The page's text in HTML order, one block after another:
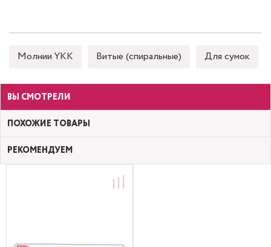
Молнии YKK Витые (спиральные) Для сумок
ВЫ СМОТРЕЛИ
ПОХОЖИЕ ТОВАРЫ
РЕКОМЕНДУЕМ